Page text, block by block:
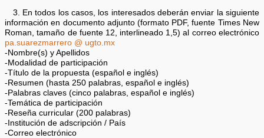
3. En todos los casos, los interesados deberán enviar la siguiente
información en documento adjunto (formato PDF, fuente Times New
Roman, tamaño de fuente 12, interlineado 1,5) al correo electrónico
pa.suarezmarrero @ ugto.mx
-Nombre(s) y Apellidos
-Modalidad de participación
-Título de la propuesta (español e inglés)
-Resumen (hasta 250 palabras, español e inglés)
-Palabras claves (cinco palabras, español e inglés)
-Temática de participación
-Reseña curricular (200 palabras)
-Institución de adscripción / País
-Correo electrónico